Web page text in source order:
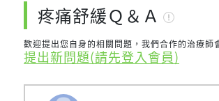
疼痛舒緩Ｑ＆Ａ
歡迎提出您自身的相關問題，我們合作的治療師
提出新問題(請先登入會員)